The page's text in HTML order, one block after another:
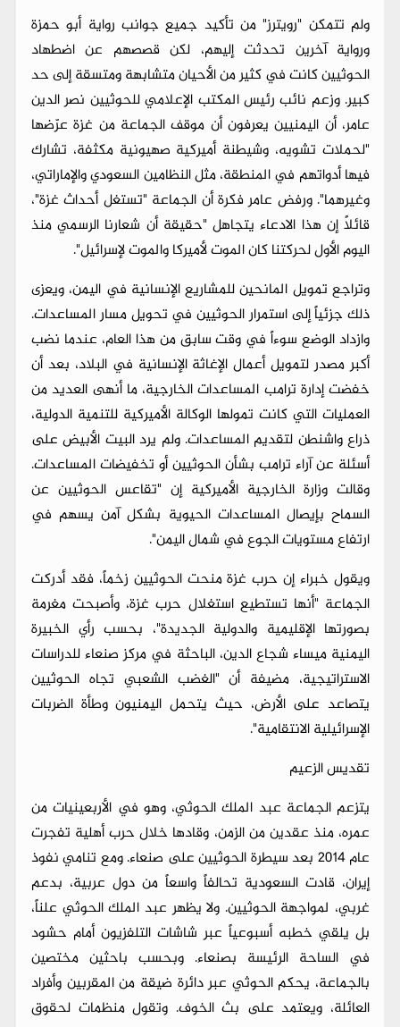
ولم تتمكن "رويترز" من تأكيد جميع جوانب رواية أبو حمزة
ورواية آخرين تحدثت إليهم، لكن قصصهم عن اضطهاد
الحوثيين كانت في كثير من الأحيان متشابهة ومتسقة إلى حد
كبير. وزعم نائب رئيس المكتب الإعلامي للحوثيين نصر الدين
عامر، أن اليمنيين يعرفون أن موقف الجماعة من غزة عرّضها
"لحملات تشويه، وشيطنة أميركية صهيونية مكثفة، تشارك
فيها أدواتهم في المنطقة، مثل النظامين السعودي والإماراتي،
وغيرهما". ورفض عامر فكرة أن الجماعة "تستغل أحداث غزة"،
قائلاً إن هذا الادعاء يتجاهل "حقيقة أن شعارنا الرسمي منذ
اليوم الأول لحركتنا كان الموت لأميركا والموت لإسرائيل".
وتراجع تمويل المانحين للمشاريع الإنسانية في اليمن، ويعزى
ذلك جزئياً إلى استمرار الحوثيين في تحويل مسار المساعدات.
وازداد الوضع سوءاً في وقت سابق من هذا العام، عندما نضب
أكبر مصدر لتمويل أعمال الإغاثة الإنسانية في البلاد، بعد أن
خفضت إدارة ترامب المساعدات الخارجية، ما أنهى العديد من
العمليات التي كانت تمولها الوكالة الأميركية للتنمية الدولية،
ذراع واشنطن لتقديم المساعدات. ولم يرد البيت الأبيض على
أسئلة عن آراء ترامب بشأن الحوثيين أو تخفيضات المساعدات.
وقالت وزارة الخارجية الأميركية إن "تقاعس الحوثيين عن
السماح بإيصال المساعدات الحيوية بشكل آمن يسهم في
ارتفاع مستويات الجوع في شمال اليمن".
ويقول خبراء إن حرب غزة منحت الحوثيين زخماً، فقد أدركت
الجماعة "أنها تستطيع استغلال حرب غزة، وأصبحت مغرمة
بصورتها الإقليمية والدولية الجديدة"، بحسب رأي الخبيرة
اليمنية ميساء شجاع الدين، الباحثة في مركز صنعاء للدراسات
الاستراتيجية، مضيفة أن "الغضب الشعبي تجاه الحوثيين
يتصاعد على الأرض، حيث يتحمل اليمنيون وطأة الضربات
الإسرائيلية الانتقامية".
تقديس الزعيم
يتزعم الجماعة عبد الملك الحوثي، وهو في الأربعينيات من
عمره، منذ عقدين من الزمن، وقادها خلال حرب أهلية تفجرت
عام 2014 بعد سيطرة الحوثيين على صنعاء. ومع تنامي نفوذ
إيران، قادت السعودية تحالفاً واسعاً من دول عربية، بدعم
غربي، لمواجهة الحوثيين. ولا يظهر عبد الملك الحوثي علناً،
بل يلقي خطبه أسبوعياً عبر شاشات التلفزيون أمام حشود
في الساحة الرئيسة بصنعاء. وبحسب باحثين مختصين
بالجماعة، يحكم الحوثي عبر دائرة ضيقة من المقربين وأفراد
العائلة، ويعتمد على بث الخوف. وتقول منظمات لحقوق